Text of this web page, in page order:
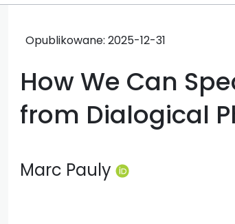
Opublikowane: 2025-12-31
How We Can
from Dialogical
Marc Pauly